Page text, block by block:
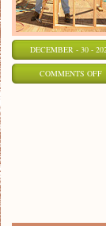
DECEMBER - 30 -
COMMENTS OFF